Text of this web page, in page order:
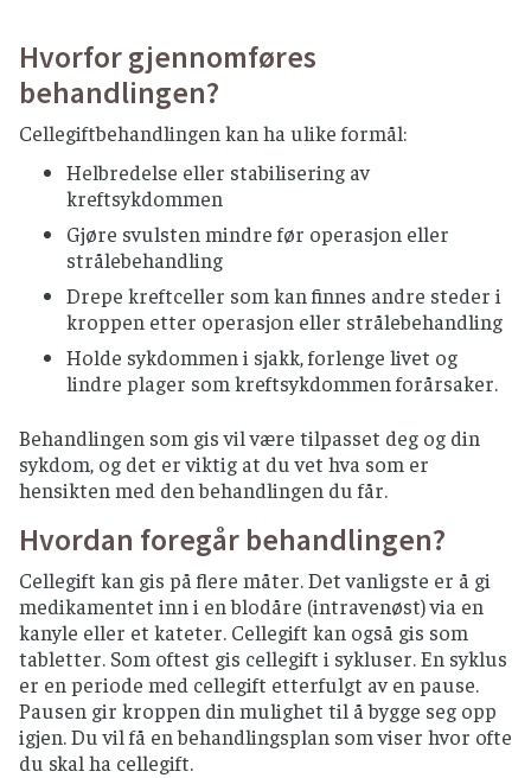
Hvorfor gjennomføres
behandlingen?
Cellegiftbehandlingen kan ha ulike formål:
Helbredelse eller stabilisering av
kreftsykdommen
Gjøre svulsten mindre før operasjon eller
strålebehandling
Drepe kreftceller som kan finnes andre steder i
kroppen etter operasjon eller strålebehandling
Holde sykdommen i sjakk, forlenge livet og
lindre plager som kreftsykdommen forårsaker.
Behandlingen som gis vil være tilpasset deg og din
sykdom, og det er viktig at du vet hva som er
hensikten med den behandlingen du får.
Hvordan foregår behandlingen?
Cellegift kan gis på flere måter. Det vanligste er å gi
medikamentet inn i en blodåre (intravenøst) via en
kanyle eller et kateter. Cellegift kan også gis som
tabletter. Som oftest gis cellegift i sykluser. En syklus
er en periode med cellegift etterfulgt av en pause.
Pausen gir kroppen din mulighet til å bygge seg opp
igjen. Du vil få en behandlingsplan som viser hvor ofte
du skal ha cellegift.